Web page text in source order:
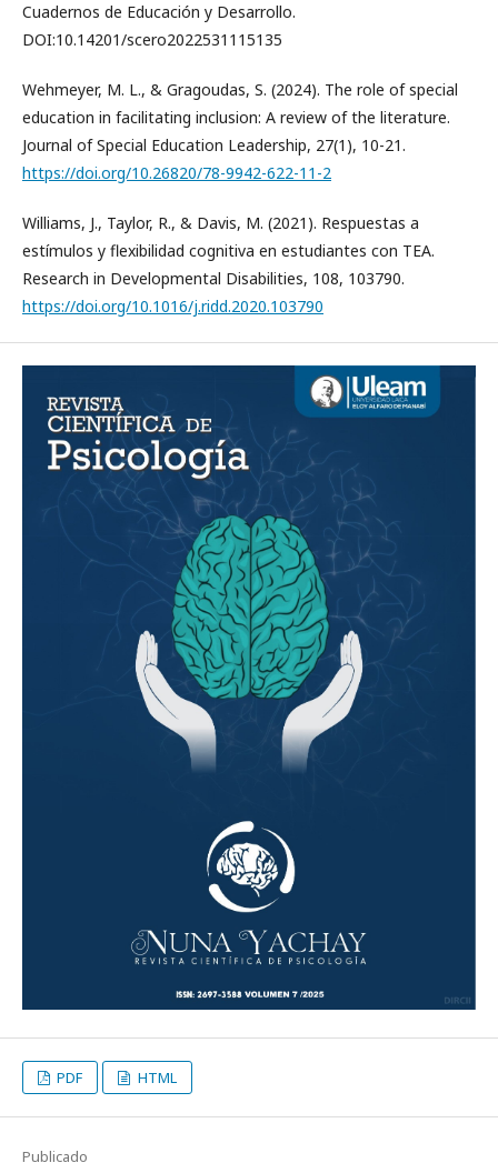
Cuadernos de Educación y Desarrollo.
DOI:10.14201/scero2022531115135
Wehmeyer, M. L., & Gragoudas, S. (2024). The role of special
education in facilitating inclusion: A review of the literature.
Journal of Special Education Leadership, 27(1), 10-21.
https://doi.org/10.26820/78-9942-622-11-2
Williams, J., Taylor, R., & Davis, M. (2021). Respuestas a
estímulos y flexibilidad cognitiva en estudiantes con TEA.
Research in Developmental Disabilities, 108, 103790.
https://doi.org/10.1016/j.ridd.2020.103790
PDF HTML
Publicado